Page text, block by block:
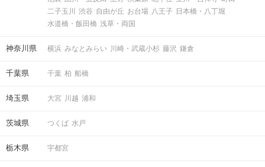
開催場所
東京都新宿区西新宿1-13-12 西新宿昭
和ビル11階
二子玉川
渋谷 自由が丘 お台場 八王子 日本橋・八丁堀
水道橋・飯田橋 浅草・両国
神奈川県 横浜 みなとみらい 川崎・武蔵小杉 藤沢 鎌倉
千葉県 千葉 柏 船橋
埼玉県 大宮 川越 浦和
茨城県 つくば 水戸
栃木県 宇都宮